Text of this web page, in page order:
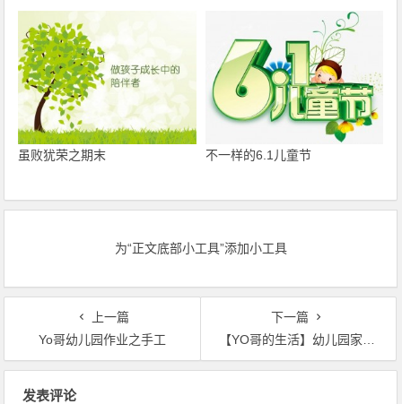
虽败犹荣之期末 不一样的6.1儿童节
为“正文底部小工具”添加小工具
上一篇
Yo哥幼儿园作业之手工
下一篇
【YO哥的生活】幼儿园家长开放日
发表评论